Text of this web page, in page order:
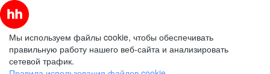
Мы используем файлы cookie, чтобы обеспечивать
правильную работу нашего веб-сайта и анализировать
сетевой трафик.